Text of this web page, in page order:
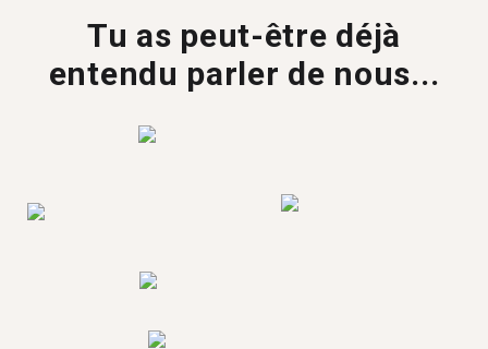
Tu as peut-être déjà
entendu parler de nous...